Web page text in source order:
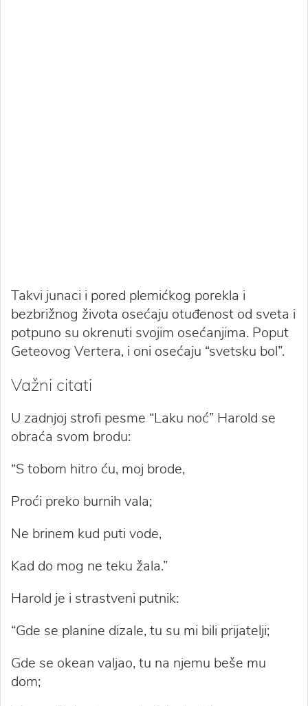
Takvi junaci i pored plemićkog porekla i
bezbrižnog života osećaju otuđenost od sveta i
potpuno su okrenuti svojim osećanjima. Poput
Geteovog Vertera, i oni osećaju “svetsku bol”.
Važni citati
U zadnjoj strofi pesme “Laku noć” Harold se
obraća svom brodu:
“S tobom hitro ću, moj brode,
Proći preko burnih vala;
Ne brinem kud puti vode,
Kad do mog ne teku žala.”
Harold je i strastveni putnik:
“Gde se planine dizale, tu su mi bili prijatelji;
Gde se okean valjao, tu na njemu beše mu
dom;